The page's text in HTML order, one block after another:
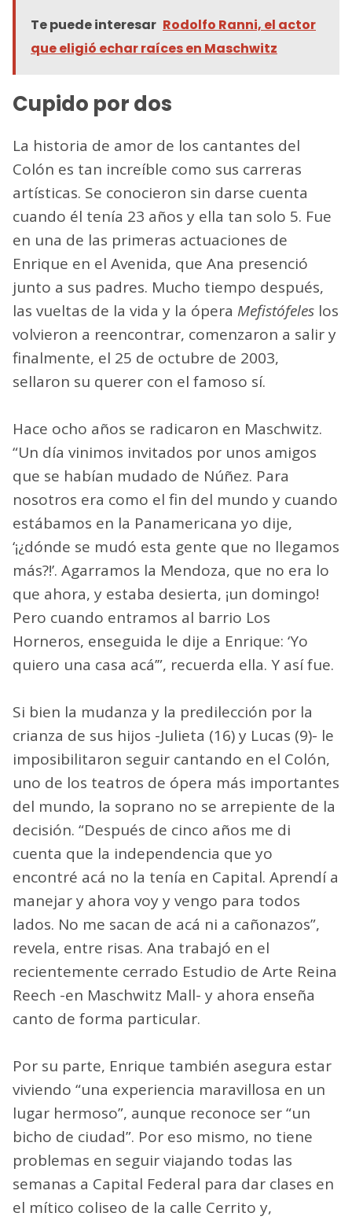
Te puede interesar Rodolfo Ranni, el actor
que eligió echar raíces en Maschwitz
Cupido por dos
La historia de amor de los cantantes del
Colón es tan increíble como sus carreras
artísticas. Se conocieron sin darse cuenta
cuando él tenía 23 años y ella tan solo 5. Fue
en una de las primeras actuaciones de
Enrique en el Avenida, que Ana presenció
junto a sus padres. Mucho tiempo después,
las vueltas de la vida y la ópera Mefistófeles los
volvieron a reencontrar, comenzaron a salir y
finalmente, el 25 de octubre de 2003,
sellaron su querer con el famoso sí.
Hace ocho años se radicaron en Maschwitz.
“Un día vinimos invitados por unos amigos
que se habían mudado de Núñez. Para
nosotros era como el fin del mundo y cuando
estábamos en la Panamericana yo dije,
‘¡¿dónde se mudó esta gente que no llegamos
más?!’. Agarramos la Mendoza, que no era lo
que ahora, y estaba desierta, ¡un domingo!
Pero cuando entramos al barrio Los
Horneros, enseguida le dije a Enrique: ‘Yo
quiero una casa acá’”, recuerda ella. Y así fue.
Si bien la mudanza y la predilección por la
crianza de sus hijos -Julieta (16) y Lucas (9)- le
imposibilitaron seguir cantando en el Colón,
uno de los teatros de ópera más importantes
del mundo, la soprano no se arrepiente de la
decisión. “Después de cinco años me di
cuenta que la independencia que yo
encontré acá no la tenía en Capital. Aprendí a
manejar y ahora voy y vengo para todos
lados. No me sacan de acá ni a cañonazos”,
revela, entre risas. Ana trabajó en el
recientemente cerrado Estudio de Arte Reina
Reech -en Maschwitz Mall- y ahora enseña
canto de forma particular.
Por su parte, Enrique también asegura estar
viviendo “una experiencia maravillosa en un
lugar hermoso”, aunque reconoce ser “un
bicho de ciudad”. Por eso mismo, no tiene
problemas en seguir viajando todas las
semanas a Capital Federal para dar clases en
el mítico coliseo de la calle Cerrito y,